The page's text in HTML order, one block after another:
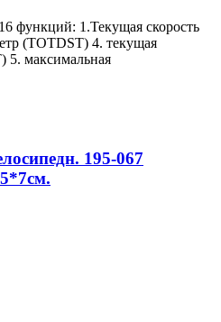
функций: 1.Текущая скорость
(TOTDST) 4. текущая
5. максимальная
195-067